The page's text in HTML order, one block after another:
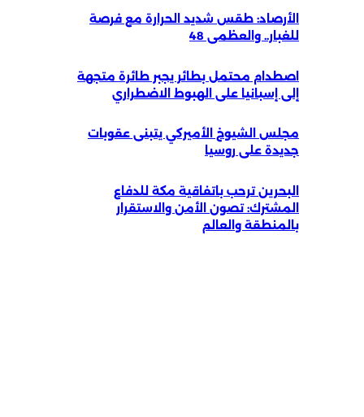
الأرصاد: طقس شديد الحرارة مع فرصة
للغبار.. والعظمى 48
اصطدام محتمل بطائر يجبر طائرة متجهة
إلى إسبانيا على الهبوط الاضطراري
مجلس الشيوخ الأميركي يتبنى عقوبات
جديدة على روسيا
البحرين ترحب باتفاقية مكة للدفاع
المشترك: تصون الأمن والاستقرار
بالمنطقة والعالم